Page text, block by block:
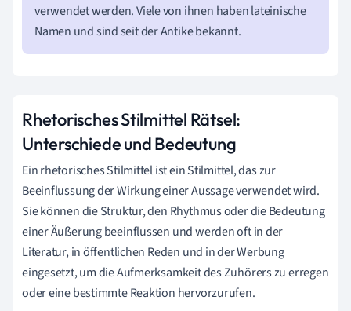
verwendet werden. Viele von ihnen haben lateinische
Namen und sind seit der Antike bekannt.
Rhetorisches Stilmittel Rätsel:
Unterschiede und Bedeutung
Ein rhetorisches Stilmittel ist ein Stilmittel, das zur
Beeinflussung der Wirkung einer Aussage verwendet wird.
Sie können die Struktur, den Rhythmus oder die Bedeutung
einer Äußerung beeinflussen und werden oft in der
Literatur, in öffentlichen Reden und in der Werbung
eingesetzt, um die Aufmerksamkeit des Zuhörers zu erregen
oder eine bestimmte Reaktion hervorzurufen.